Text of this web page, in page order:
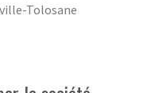
Tolosane